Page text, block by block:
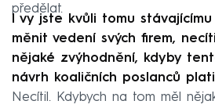
předělat.
I vy jste kvůli tomu stávajícímu
měnit vedení svých firem,
nějaké zvýhodnění, kdyby
návrh koaličních poslanců
Necítil. Kdybych na tom měl